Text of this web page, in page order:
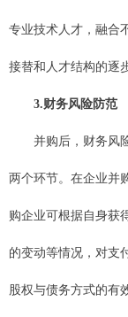
专业技术人才，融合
接替和人才结构的逐
3.财务风险防范
并购后，财务风险
两个环节。在企业并
购企业可根据自身获
的变动等情况，对支
股权与债务方式的有